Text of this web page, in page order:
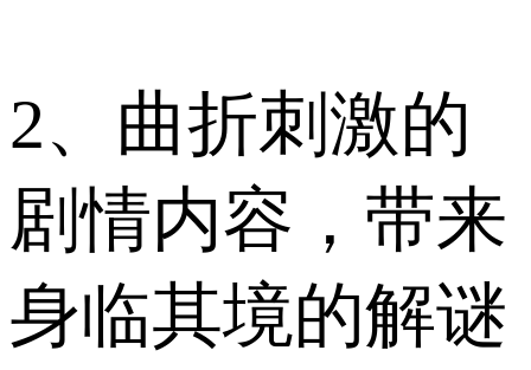
2、曲折刺激的
剧情内容，带来
身临其境的解谜